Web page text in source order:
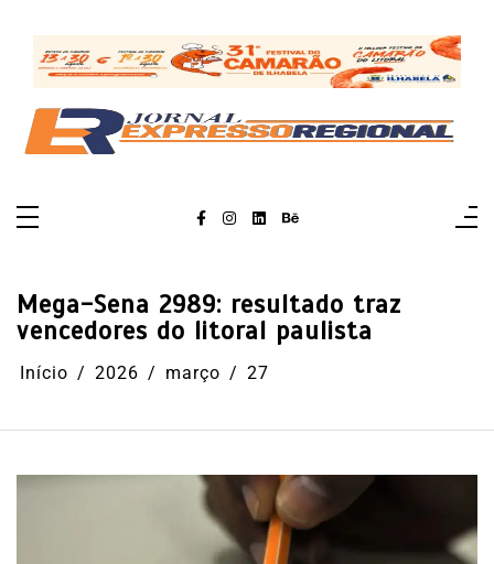
conteúdo
Mega-Sena 2989: resultado traz
vencedores do litoral paulista
Início 2026 março 27